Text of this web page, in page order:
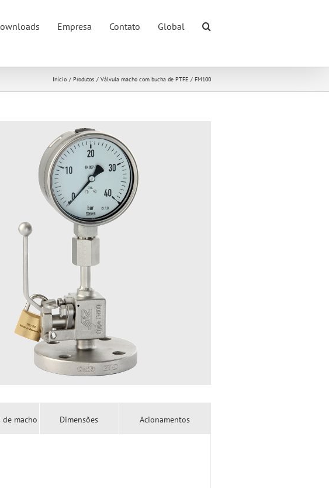
Empresa Contato Global
Início Produtos Válvula macho com bucha de PTFE FM100
de macho Dimensões Acionamentos